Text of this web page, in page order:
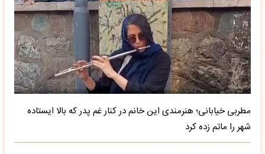
مطربی خیابانی؛ هنرمندی این خانم در کنار غم پدر که بالا ایستاده
شهر را ماتم زده کرد